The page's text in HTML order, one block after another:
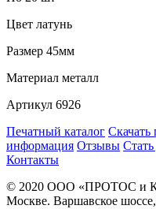
Цвет латунь
Размер 45мм
Материал металл
Артикул 6926
Печатный каталог Скачать
информация Отзывы
Контакты
© 2020 ООО «ПРОТОС и
Москве. Варшавское